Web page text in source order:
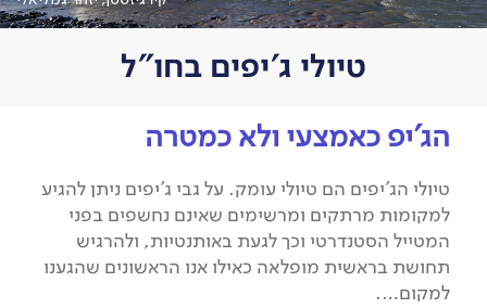
טיולי ג'יפים בחו"ל
הג'יפ כאמצעי ולא כמטרה
טיולי הג'יפים הם טיולי עומק. על גבי ג'יפים ניתן להגיע
למקומות מרתקים ומרשימים שאינם נחשפים בפני
המטייל הסטנדרטי וכך לגעת באותנטיות, ולהרגיש
תחושת בראשית מופלאה כאילו אנו הראשונים שהגענו
למקום….